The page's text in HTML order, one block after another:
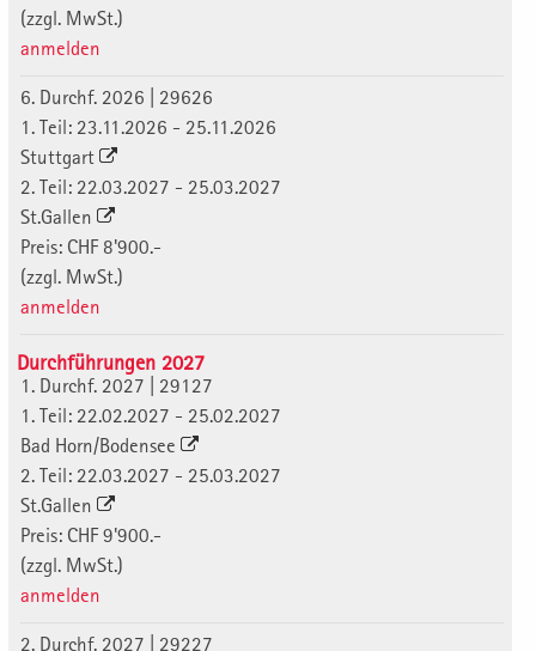
(zzgl. MwSt.)
anmelden
6. Durchf. 2026 | 29626
1. Teil: 23.11.2026 - 25.11.2026
Stuttgart
2. Teil: 22.03.2027 - 25.03.2027
St.Gallen
Preis: CHF 8'900.-
(zzgl. MwSt.)
anmelden
Durchführungen 2027
1. Durchf. 2027 | 29127
1. Teil: 22.02.2027 - 25.02.2027
Bad Horn/Bodensee
2. Teil: 22.03.2027 - 25.03.2027
St.Gallen
Preis: CHF 9'900.-
(zzgl. MwSt.)
anmelden
2. Durchf. 2027 | 29227